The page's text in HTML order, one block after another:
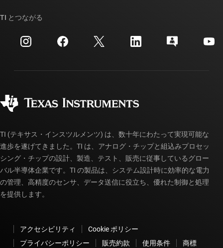
投資家向け情報
製造
クロスリファレンス検索
カスタマー・サポート・センター
myTI アカウントの FAQ
ご注文に関する FAQ
TI とつながる
TI (テキサス・インスツルメンツ) は、数十年にわたって実現可能な
進歩を遂げてきました。TI は、アナログ・チップと組込みプロセッ
シング・チップの設計、製造、テスト、販売に従事しているグロー
バル半導体企業です。TI の製品は、システム設計時に効率的な電力
の管理、高精度のセンサ、データ送信に役立ち、優れた制御と処理
を提供します。
アクセシビリティ
Cookie ポリシー
プライバシーポリシー
販売約款 使用条件
商標